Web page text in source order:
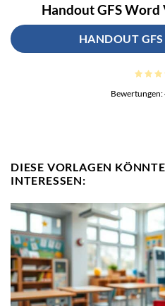
Handout GFS
HANDOUT
Bewertungen:
DIESE VORLAGEN
INTERESSEN: